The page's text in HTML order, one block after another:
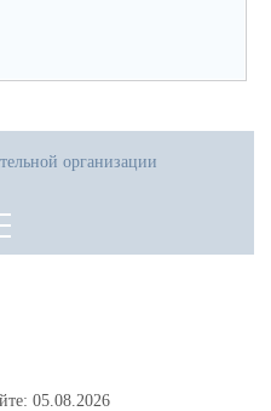
организации
05.08.2026